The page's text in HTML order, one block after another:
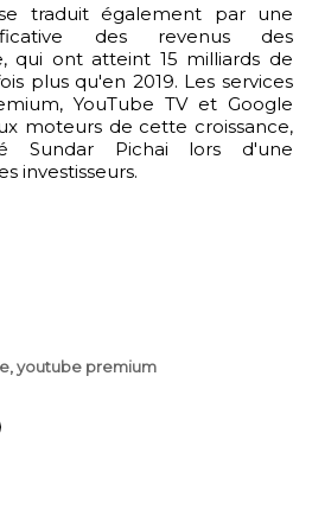
traduit également par une
des revenus des
qui ont atteint 15 milliards de
plus qu'en 2019. Les services
YouTube TV et Google
moteurs de cette croissance,
Sundar Pichai lors d'une
investisseurs.
,youtube premium